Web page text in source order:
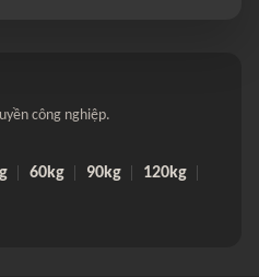
công nghiệp.
60kg 90kg
120kg